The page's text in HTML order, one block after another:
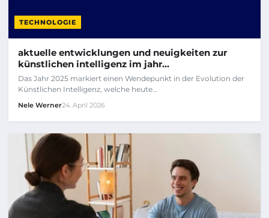
TECHNOLOGIE
aktuelle entwicklungen und neuigkeiten zur
künstlichen intelligenz im jahr…
Das Jahr 2025 markiert einen Wendepunkt in der Evolution der
Künstlichen Intelligenz, welche heute…
Nele Werner24. April 2026